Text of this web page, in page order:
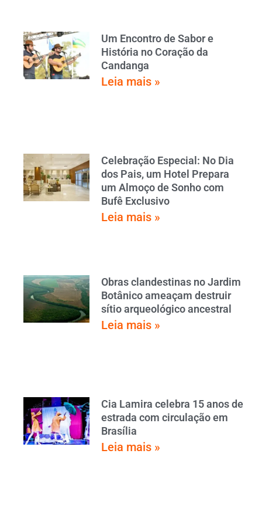
Um Encontro de Sabor e
História no Coração da
Candanga
Leia mais »
Celebração Especial: No Dia
dos Pais, um Hotel Prepara
um Almoço de Sonho com
Bufê Exclusivo
Leia mais »
Obras clandestinas no Jardim
Botânico ameaçam destruir
sítio arqueológico ancestral
Leia mais »
Cia Lamira celebra 15 anos de
estrada com circulação em
Brasília
Leia mais »